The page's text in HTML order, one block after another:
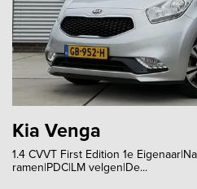
Kia Venga
1.4 CVVT First Edition 1e
ramen|PDC|LM velgen|De...